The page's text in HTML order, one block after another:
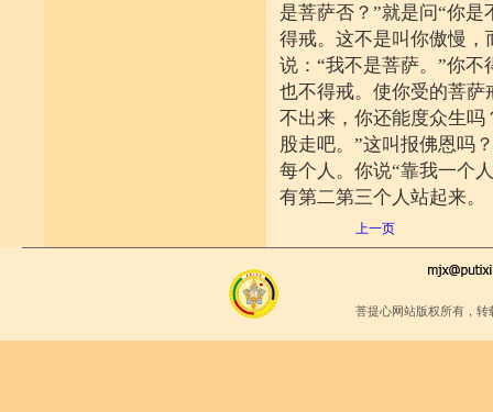
是菩萨否？”就是问“你
得戒。这不是叫你傲慢
说：“我不是菩萨。”你
也不得戒。使你受的菩
不出来，你还能度众生吗
股走吧。”这叫报佛恩吗
每个人。你说“靠我一个
有第二第三个人站起来。
上一页
菩提心网站版权所有，